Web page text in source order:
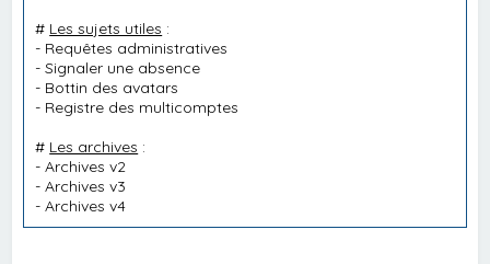
# Les sujets utiles :
- Requêtes administratives
-Signaler une absence
- Bottin des avatars
- Registre des multicomptes
# Les archives :
-Archives v2
-Archives v3
-Archives v4